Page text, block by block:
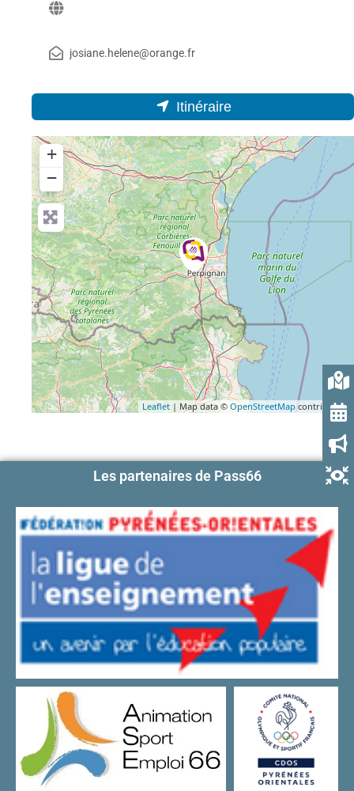
josiane.helene@orange.fr
Itinéraire
+
−
Leaflet | Map data © OpenStreetMap contributors
Les partenaires de Pass66